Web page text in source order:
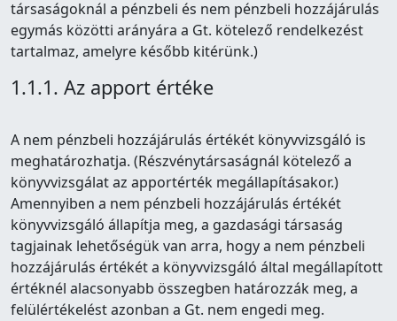
társaságoknál a pénzbeli és nem pénzbeli hozzájárulás
egymás közötti arányára a Gt. kötelező rendelkezést
tartalmaz, amelyre később kitérünk.)
1.1.1. Az apport értéke
A nem pénzbeli hozzájárulás értékét könyvvizsgáló is
meghatározhatja. (Részvénytársaságnál kötelező a
könyvvizsgálat az apportérték megállapításakor.)
Amennyiben a nem pénzbeli hozzájárulás értékét
könyvvizsgáló állapítja meg, a gazdasági társaság
tagjainak lehetőségük van arra, hogy a nem pénzbeli
hozzájárulás értékét a könyvvizsgáló által megállapított
értéknél alacsonyabb összegben határozzák meg, a
felülértékelést azonban a Gt. nem engedi meg.